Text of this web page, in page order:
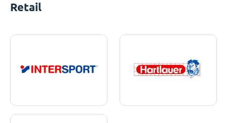
Retail